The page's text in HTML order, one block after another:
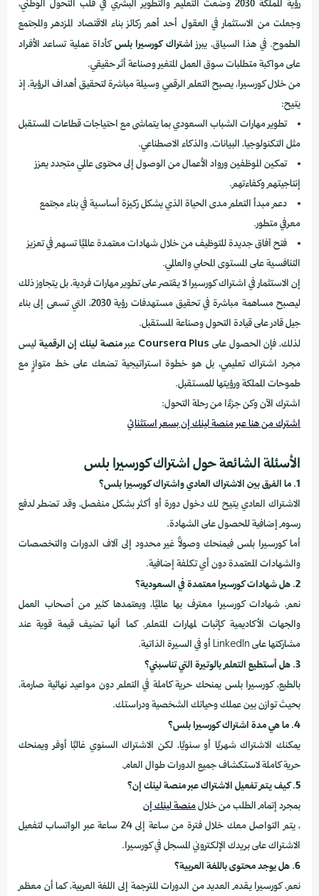
رؤية المملكة 2030 وضعت التعليم والتطوير البشري في قلب التحول الوطني،
وجعلت من الاستثمار في العقول أحد أهم ركائز بناء الاقتصاد المزدهر والمجتمع
الطموح. في هذا السياق، يبرزاشتراك كورسيرا بلسكأداة عملية تساعد الأفراد
على مواكبة متطلبات سوق العمل المتغير وصناعة أثر حقيقي.
من خلال كورسيرا، يصبح التعلم الرقمي وسيلة مباشرة لتحقيق أهداف الرؤية، إذ
يتيح:
تطوير مهارات الشباب السعودي بما يتماشى مع احتياجات قطاعات المستقبل
مثل التكنولوجيا، البيانات، والذكاء الاصطناعي.
تمكين الموظفين ورواد الأعمال من الوصول إلى محتوى عالمي متجدد يعزز
إنتاجيتهم وكفاءتهم.
دعم مبدأ التعلم مدى الحياة الذي يشكل ركيزة أساسية في بناء مجتمع
معرفي متطور.
فتح آفاق جديدة للتوظيف من خلال شهادات معتمدة عالميًا تسهم في تعزيز
التنافسية على المستوى المحلي والعالمي.
إن الاستثمار في اشتراك كورسيرا لا يقتصر على تطوير مهارات فردية، بل يتجاوز ذلك
ليصبح مساهمة مباشرة في تحقيق مستهدفات رؤية 2030، التي تسعى إلى بناء
جيل قادر على قيادة التحول وصناعة المستقبل.
لذلك، فإن الحصول على Coursera Plus عبرمنصة لينك إن الرقمية ليس
مجرد اشتراك تعليمي، بل هو خطوة استراتيجية تضعك على خط متوازٍ مع
طموحات المملكة ورؤيتها للمستقبل.
اشترك الآن وكن جزءًا من رحلة التحول:
اشترك من هنا عبر منصة لينك إن بسعر استثنائي
الأسئلة الشائعة حول اشتراك كورسيرا بلس
1. ما الفرق بين الاشتراك العادي واشتراك كورسيرا بلس؟
الاشتراك العادي يتيح لك دخول دورة أو أكثر بشكل منفصل، وقد تضطر لدفع
رسوم إضافية للحصول على الشهادة.
أما كورسيرا بلس فيمنحك وصولاً غير محدود إلى آلاف الدورات والتخصصات
والشهادات المعتمدة دون أي تكلفة إضافية.
2. هل شهادات كورسيرا معتمدة في السعودية؟
نعم، شهادات كورسيرا معترف بها عالميًا، ويعتمدها كثير من أصحاب العمل
والجهات الأكاديمية كإثبات لمهارات المتعلم. كما أنها تضيف قيمة قوية عند
مشاركتها على LinkedIn أو في السيرة الذاتية.
3. هل أستطيع التعلم بالوتيرة التي تناسبني؟
بالطبع، كورسيرا بلس يمنحك حرية كاملة في التعلم دون مواعيد نهائية صارمة،
بحيث توازن بين عملك وحياتك الشخصية ودراستك.
4. ما هي مدة اشتراك كورسيرا بلس؟
يمكنك الاشتراك شهريًا أو سنويًا، لكن الاشتراك السنوي غالبًا أوفر ويمنحك
حرية كاملة لاستكشاف جميع الدورات طوال العام.
5. كيف يتم تفعيل الاشتراك عبر منصة لينك إن؟
بمجرد إتمام الطلب من خلالمنصة لينك إن
، يتم التواصل معك خلال فترة من ساعة إلى 24 ساعة عبر الواتساب لتفعيل
الاشتراك على بريدك الإلكتروني المسجل في كورسيرا.
6. هل يوجد محتوى باللغة العربية؟
نعم، كورسيرا يقدم العديد من الدورات المترجمة إلى اللغة العربية، كما أن معظم